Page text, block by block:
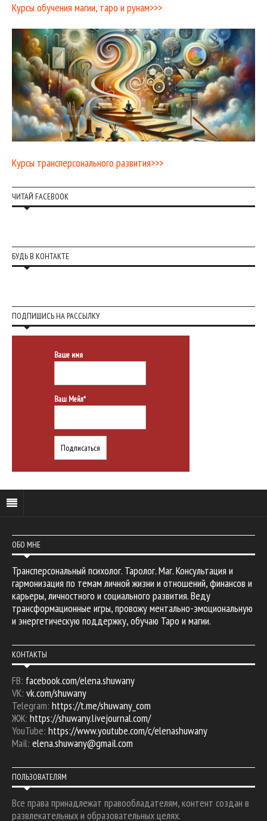
Курсы обучения магии, таро и рунам>>>
Курсы трансперсонального развития>>>
ЧИТАЙ FACEBOOK
БУДЬ В КОНТАКТЕ
ПОДПИШИСЬ НА РАССЫЛКУ
Ваше имя
Ваш Мейл*
ОБО МНЕ
Трансперсональный психолог. Таролог. Маг. Консультация и
гармонизация по темам личной жизни и отношений, финансов и
карьеры, личностного и социального развития. Веду
трансформационные игры, провожу ментально-эмоциональную
и энергетическую поддержку, обучаю Таро и магии.
КОНТАКТЫ
FB: facebook.com/elena.shuwany
VK: vk.com/shuwany
Telegram: https://t.me/shuwany_com
ЖЖ: https://shuwany.livejournal.com/
YouTube: https://www.youtube.com/c/elenashuwany
Mail: elena.shuwany@gmail.com
ПОЛЬЗОВАТЕЛЯМ
Все права принадлежат правообладателям, контент создан в
развлекательных и образовательных целях.